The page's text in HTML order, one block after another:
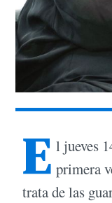
E l jueves
primera
trata de las